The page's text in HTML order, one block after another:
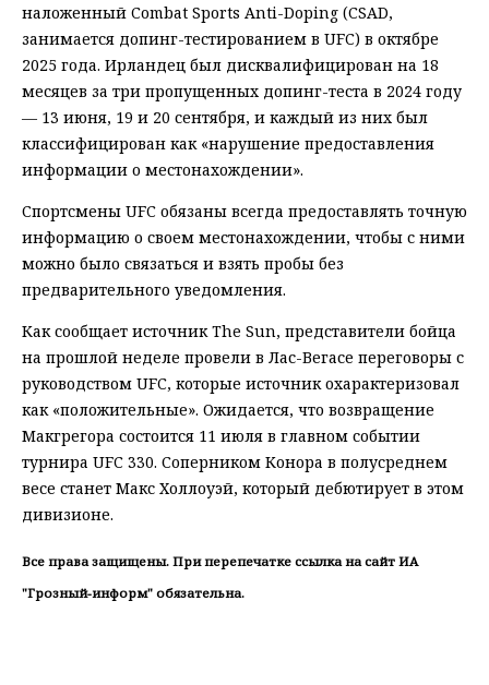
наложенный Combat Sports Anti-Doping (CSAD,
занимается допинг-тестированием в UFC) в октябре
2025 года. Ирландец был дисквалифицирован на 18
месяцев за три пропущенных допинг-теста в 2024 году
— 13 июня, 19 и 20 сентября, и каждый из них был
классифицирован как «нарушение предоставления
информации о местонахождении».
Спортсмены UFC обязаны всегда предоставлять точную
информацию о своем местонахождении, чтобы с ними
можно было связаться и взять пробы без
предварительного уведомления.
Как сообщает источник The Sun, представители бойца
на прошлой неделе провели в Лас-Вегасе переговоры с
руководством UFC, которые источник охарактеризовал
как «положительные». Ожидается, что возвращение
Макгрегора состоится 11 июля в главном событии
турнира UFC 330. Соперником Конора в полусреднем
весе станет Макс Холлоуэй, который дебютирует в этом
дивизионе.
Все права защищены. При перепечатке ссылка на сайт ИА
"Грозный-информ" обязательна.